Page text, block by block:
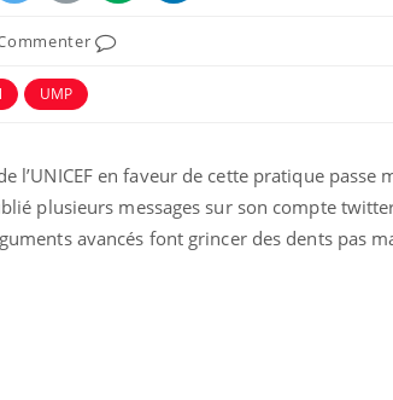
UMP
l’UNICEF en faveur de cette pratique passe
plusieurs messages sur son compte
avancés font grincer des dents pas
: comprendre pour
brouillard mental ou